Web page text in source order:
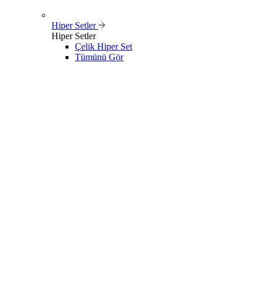
Hiper Setler
Hiper Setler
Çelik Hiper Set
Tümünü Gör